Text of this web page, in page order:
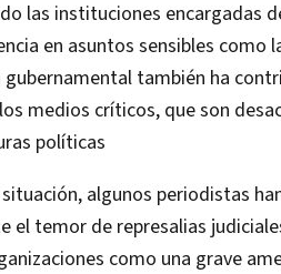
las instituciones encargadas
en asuntos sensibles como
también ha
medios críticos, que son
políticas​
algunos periodistas
el temor de represalias
como una grave